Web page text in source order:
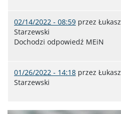
02/14/2022 - 08:59 przez Łukasz
Starzewski
Dochodzi odpowiedź MEiN
01/26/2022 - 14:18 przez Łukasz
Starzewski